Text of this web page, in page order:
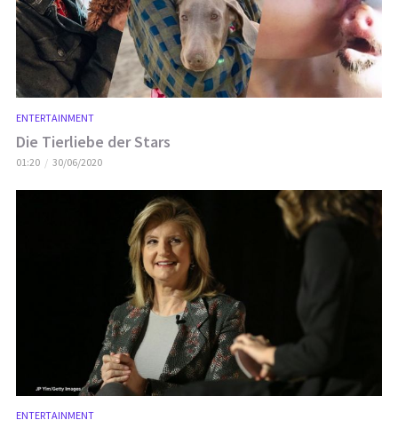
ENTERTAINMENT
Die Tierliebe der Stars
01:20 30/06/2020
ENTERTAINMENT